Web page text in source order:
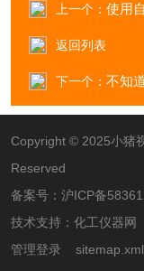
上一个： 使用
返回列表
下一个： 不知
Copyright © 2025小猪
Reserved
备案号： 沪ICP备
技术支持： 化工仪器网
管理登录
sitemap.xml